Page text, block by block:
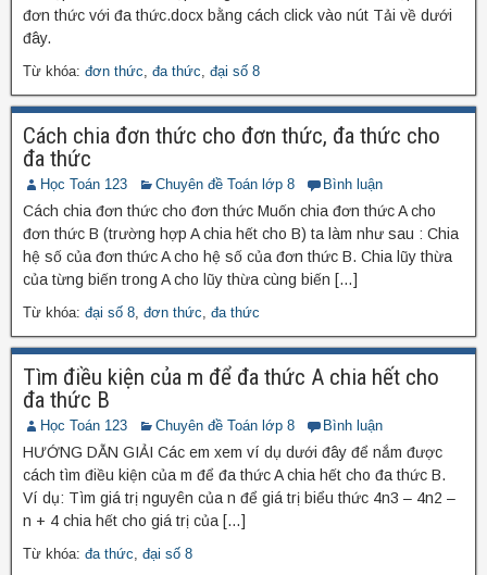
đơn thức với đa thức.docx bằng cách click vào nút Tải về dưới
đây.
Từ khóa: đơn thức, đa thức, đại số 8
Cách chia đơn thức cho đơn thức, đa thức cho
đa thức
Học Toán 123 Chuyên đề Toán lớp 8 Bình luận
Cách chia đơn thức cho đơn thức Muốn chia đơn thức A cho
đơn thức B (trường hợp A chia hết cho B) ta làm như sau : Chia
hệ số của đơn thức A cho hệ số của đơn thức B. Chia lũy thừa
của từng biến trong A cho lũy thừa cùng biến […]
Từ khóa: đại số 8, đơn thức, đa thức
Tìm điều kiện của m để đa thức A chia hết cho
đa thức B
Học Toán 123 Chuyên đề Toán lớp 8 Bình luận
HƯỚNG DẪN GIẢI Các em xem ví dụ dưới đây để nắm được
cách tìm điều kiện của m để đa thức A chia hết cho đa thức B.
Ví dụ: Tìm giá trị nguyên của n để giá trị biểu thức 4n3 – 4n2 –
n + 4 chia hết cho giá trị của […]
Từ khóa: đa thức, đại số 8